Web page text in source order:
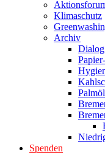
Klimaschutz
Archiv
Palmöl
Spenden